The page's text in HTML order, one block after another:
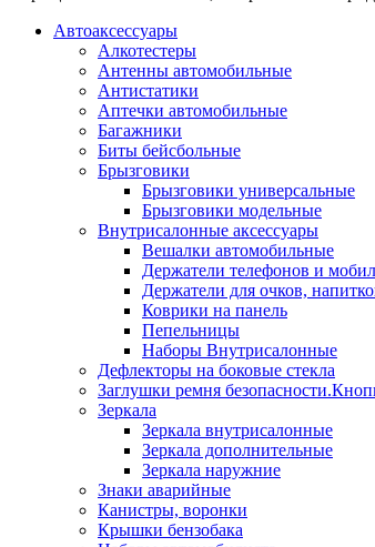
Автоаксессуары
Алкотестеры
Антенны автомобильные
Антистатики
Аптечки автомобильные
Багажники
Биты бейсбольные
Брызговики
Брызговики универсальные
Брызговики модельные
Внутрисалонные аксессуары
Вешалки автомобильные
Держатели телефонов и
Держатели для очков,
Коврики на панель
Пепельницы
Наборы Внутрисалонные
Дефлекторы на боковые стекла
Заглушки ремня
Зеркала
Зеркала внутрисалонные
Зеркала дополнительные
Зеркала наружние
Знаки аварийные
Канистры, воронки
Крышки бензобака